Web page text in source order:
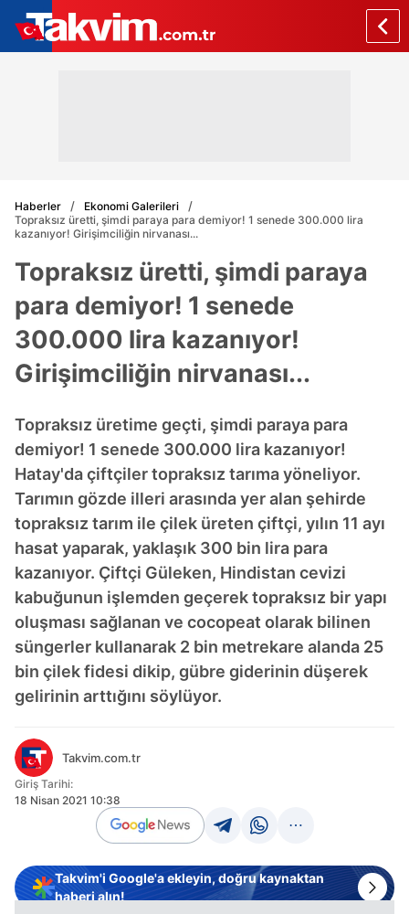
Haberler
Ekonomi Galerileri
Topraksız üretti, şimdi paraya para demiyor! 1 senede 300.000 lira
kazanıyor! Girişimciliğin nirvanası...
Topraksız üretti, şimdi paraya
para demiyor! 1 senede
300.000 lira kazanıyor!
Girişimciliğin nirvanası...
Topraksız üretime geçti, şimdi paraya para
demiyor! 1 senede 300.000 lira kazanıyor!
Hatay'da çiftçiler topraksız tarıma yöneliyor.
Tarımın gözde illeri arasında yer alan şehirde
topraksız tarım ile çilek üreten çiftçi, yılın 11 ayı
hasat yaparak, yaklaşık 300 bin lira para
kazanıyor. Çiftçi Güleken, Hindistan cevizi
kabuğunun işlemden geçerek topraksız bir yapı
oluşması sağlanan ve cocopeat olarak bilinen
süngerler kullanarak 2 bin metrekare alanda 25
bin çilek fidesi dikip, gübre giderinin düşerek
gelirinin arttığını söylüyor.
Takvim.com.tr
Giriş Tarihi:
18 Nisan 2021 10:38
Takvim'i Google'a ekleyin, doğru kaynaktan
haberi alın!